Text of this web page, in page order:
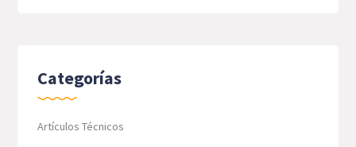
Categorías
Artículos Técnicos